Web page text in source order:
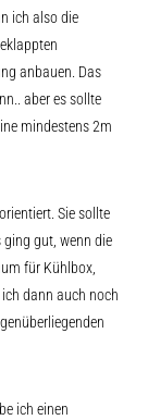
ich also die
anbauen. Das
aber es sollte
mindestens 2m
Sie sollte
gut, wenn die
für Kühlbox,
dann auch noch
ich einen